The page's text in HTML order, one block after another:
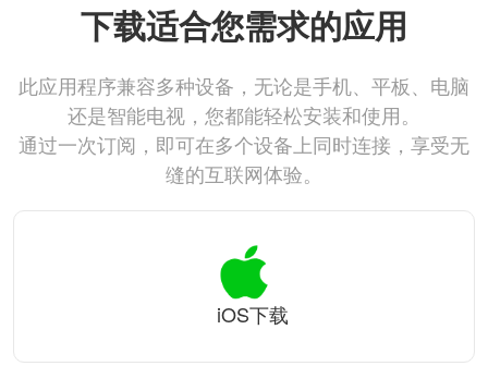
下载适合您需求的应用
此应用程序兼容多种设备，无论是手机、平板、电脑
还是智能电视，您都能轻松安装和使用。
通过一次订阅，即可在多个设备上同时连接，享受无
缝的互联网体验。
iOS下载